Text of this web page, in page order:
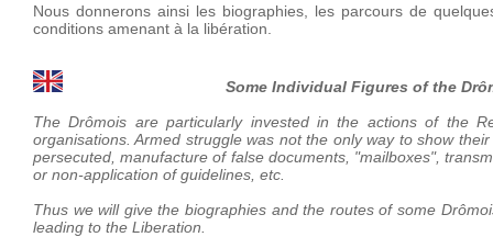
Nous donnerons ainsi les biographies, les parcours de
conditions amenant à la libération.
Some Individual Figures of the
The Drômois are particularly invested in the actions of the
organisations. Armed struggle was not the only way to show
persecuted, manufacture of false documents, "mailboxes",
or non-application of guidelines, etc.
Thus we will give the biographies and the routes of some
leading to the Liberation.